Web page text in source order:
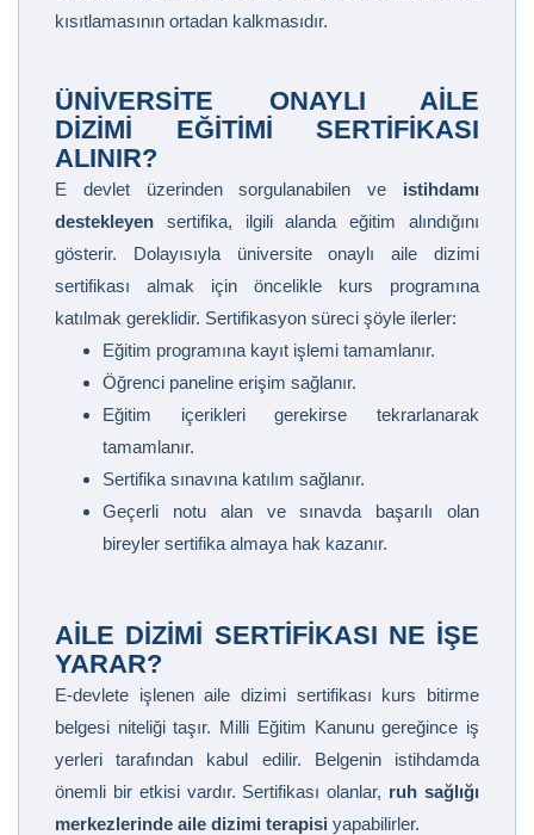
kısıtlamasının ortadan kalkmasıdır.
ÜNIVERSITE ONAYLI AILE
DIZIMI EĞITIMI SERTIFIKASI
ALINIR?
E devlet üzerinden sorgulanabilen ve istihdamı
destekleyen sertifika, ilgili alanda eğitim alındığını
gösterir. Dolayısıyla üniversite onaylı aile dizimi
sertifikası almak için öncelikle kurs programına
katılmak gereklidir. Sertifikasyon süreci şöyle ilerler:
Eğitim programına kayıt işlemi tamamlanır.
Öğrenci paneline erişim sağlanır.
Eğitim içerikleri gerekirse tekrarlanarak
tamamlanır.
Sertifika sınavına katılım sağlanır.
Geçerli notu alan ve sınavda başarılı olan
bireyler sertifika almaya hak kazanır.
AILE DIZIMI SERTIFIKASI NE İŞE
YARAR?
E-devlete işlenen aile dizimi sertifikası kurs bitirme
belgesi niteliği taşır. Milli Eğitim Kanunu gereğince iş
yerleri tarafından kabul edilir. Belgenin istihdamda
önemli bir etkisi vardır. Sertifikası olanlar, ruh sağlığı
merkezlerinde aile dizimi terapisi yapabilirler.